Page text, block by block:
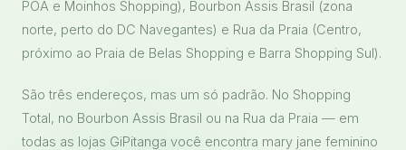
POA e Moinhos Shopping), Bourbon Assis Brasil (zona
norte, perto do DC Navegantes) e Rua da Praia (Centro,
próximo ao Praia de Belas Shopping e Barra Shopping Sul).
São três endereços, mas um só padrão. No Shopping
Total, no Bourbon Assis Brasil ou na Rua da Praia — em
todas as lojas GiPitanga você encontra mary jane feminino